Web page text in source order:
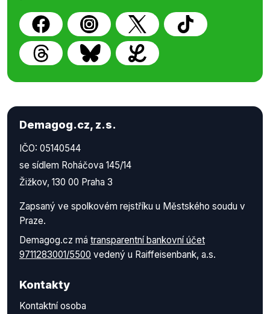
Demagog.cz, z.s.
IČO: 05140544
se sídlem Roháčova 145/14
Žižkov, 130 00 Praha 3
Zapsaný ve spolkovém rejstříku u Městského soudu v
Praze.
Demagog.cz má transparentní bankovní účet
9711283001/5500 vedený u Raiffeisenbank, a.s.
Kontakty
Kontaktní osoba